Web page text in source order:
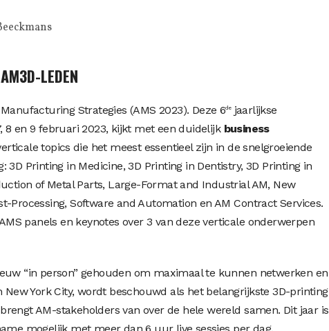
LEDEN
Strategies (AMS 2023). Deze 6dejaarlijkse
8 en 9 februari 2023, kijkt met een duidelijk business
topics die het meest essentieel zijn in de snelgroeiende
Printing in Medicine, 3D Printing in Dentistry, 3D Printing in
of Metal Parts, Large-Format and Industrial AM, New
Processing, Software and Automation en AM Contract Services.
panels en keynotes over 3 van deze verticale onderwerpen
“in person” gehouden om maximaal te kunnen netwerken en
New York City, wordt beschouwd als het belangrijkste 3D-printing
AM-stakeholders van over de hele wereld samen. Dit jaar is